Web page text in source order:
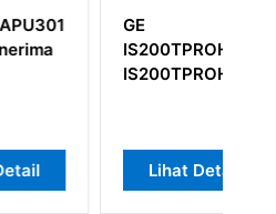
GE
IS200TPROH1C
IS200TPROH1CBB
Lihat Detail